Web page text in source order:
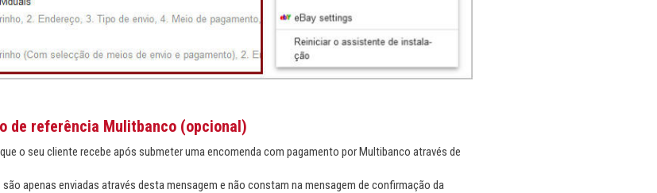
de referência Mulitbanco (opcional)
o seu cliente recebe após submeter uma encomenda com pagamento por Multibanco através de
apenas enviadas através desta mensagem e não constam na mensagem de confirmação da